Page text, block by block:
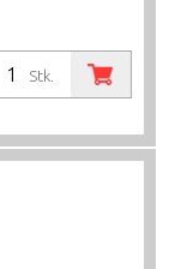
Stk.